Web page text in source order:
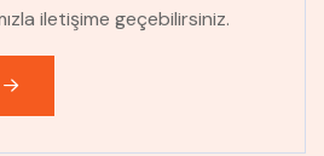
iletişime geçebilirsiniz.